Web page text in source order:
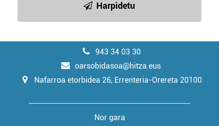
Harpidetu
943 34 03 30
oarsobidasoa@hitza.eus
Nafarroa etorbidea 26, Errenteria-Orereta 20100
Nor gara